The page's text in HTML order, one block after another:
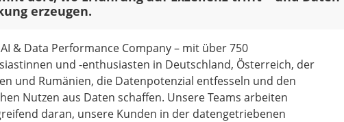
erzeugen.
& Data Performance Company – mit über 750
und -enthusiasten in Deutschland, Österreich, der
und Rumänien, die Datenpotenzial entfesseln und den
Nutzen aus Daten schaffen. Unsere Teams arbeiten
daran, unsere Kunden in der datengetriebenen